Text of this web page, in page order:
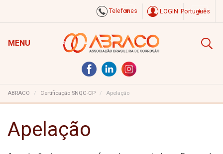
Telefones LOGIN Português
MENU
ABRACO Certificação SNQC-CP Apelação
Apelação